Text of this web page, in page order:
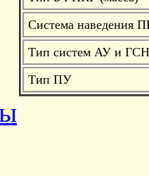
Система наведения
Тип систем АУ и ГСН
Тип ПУ